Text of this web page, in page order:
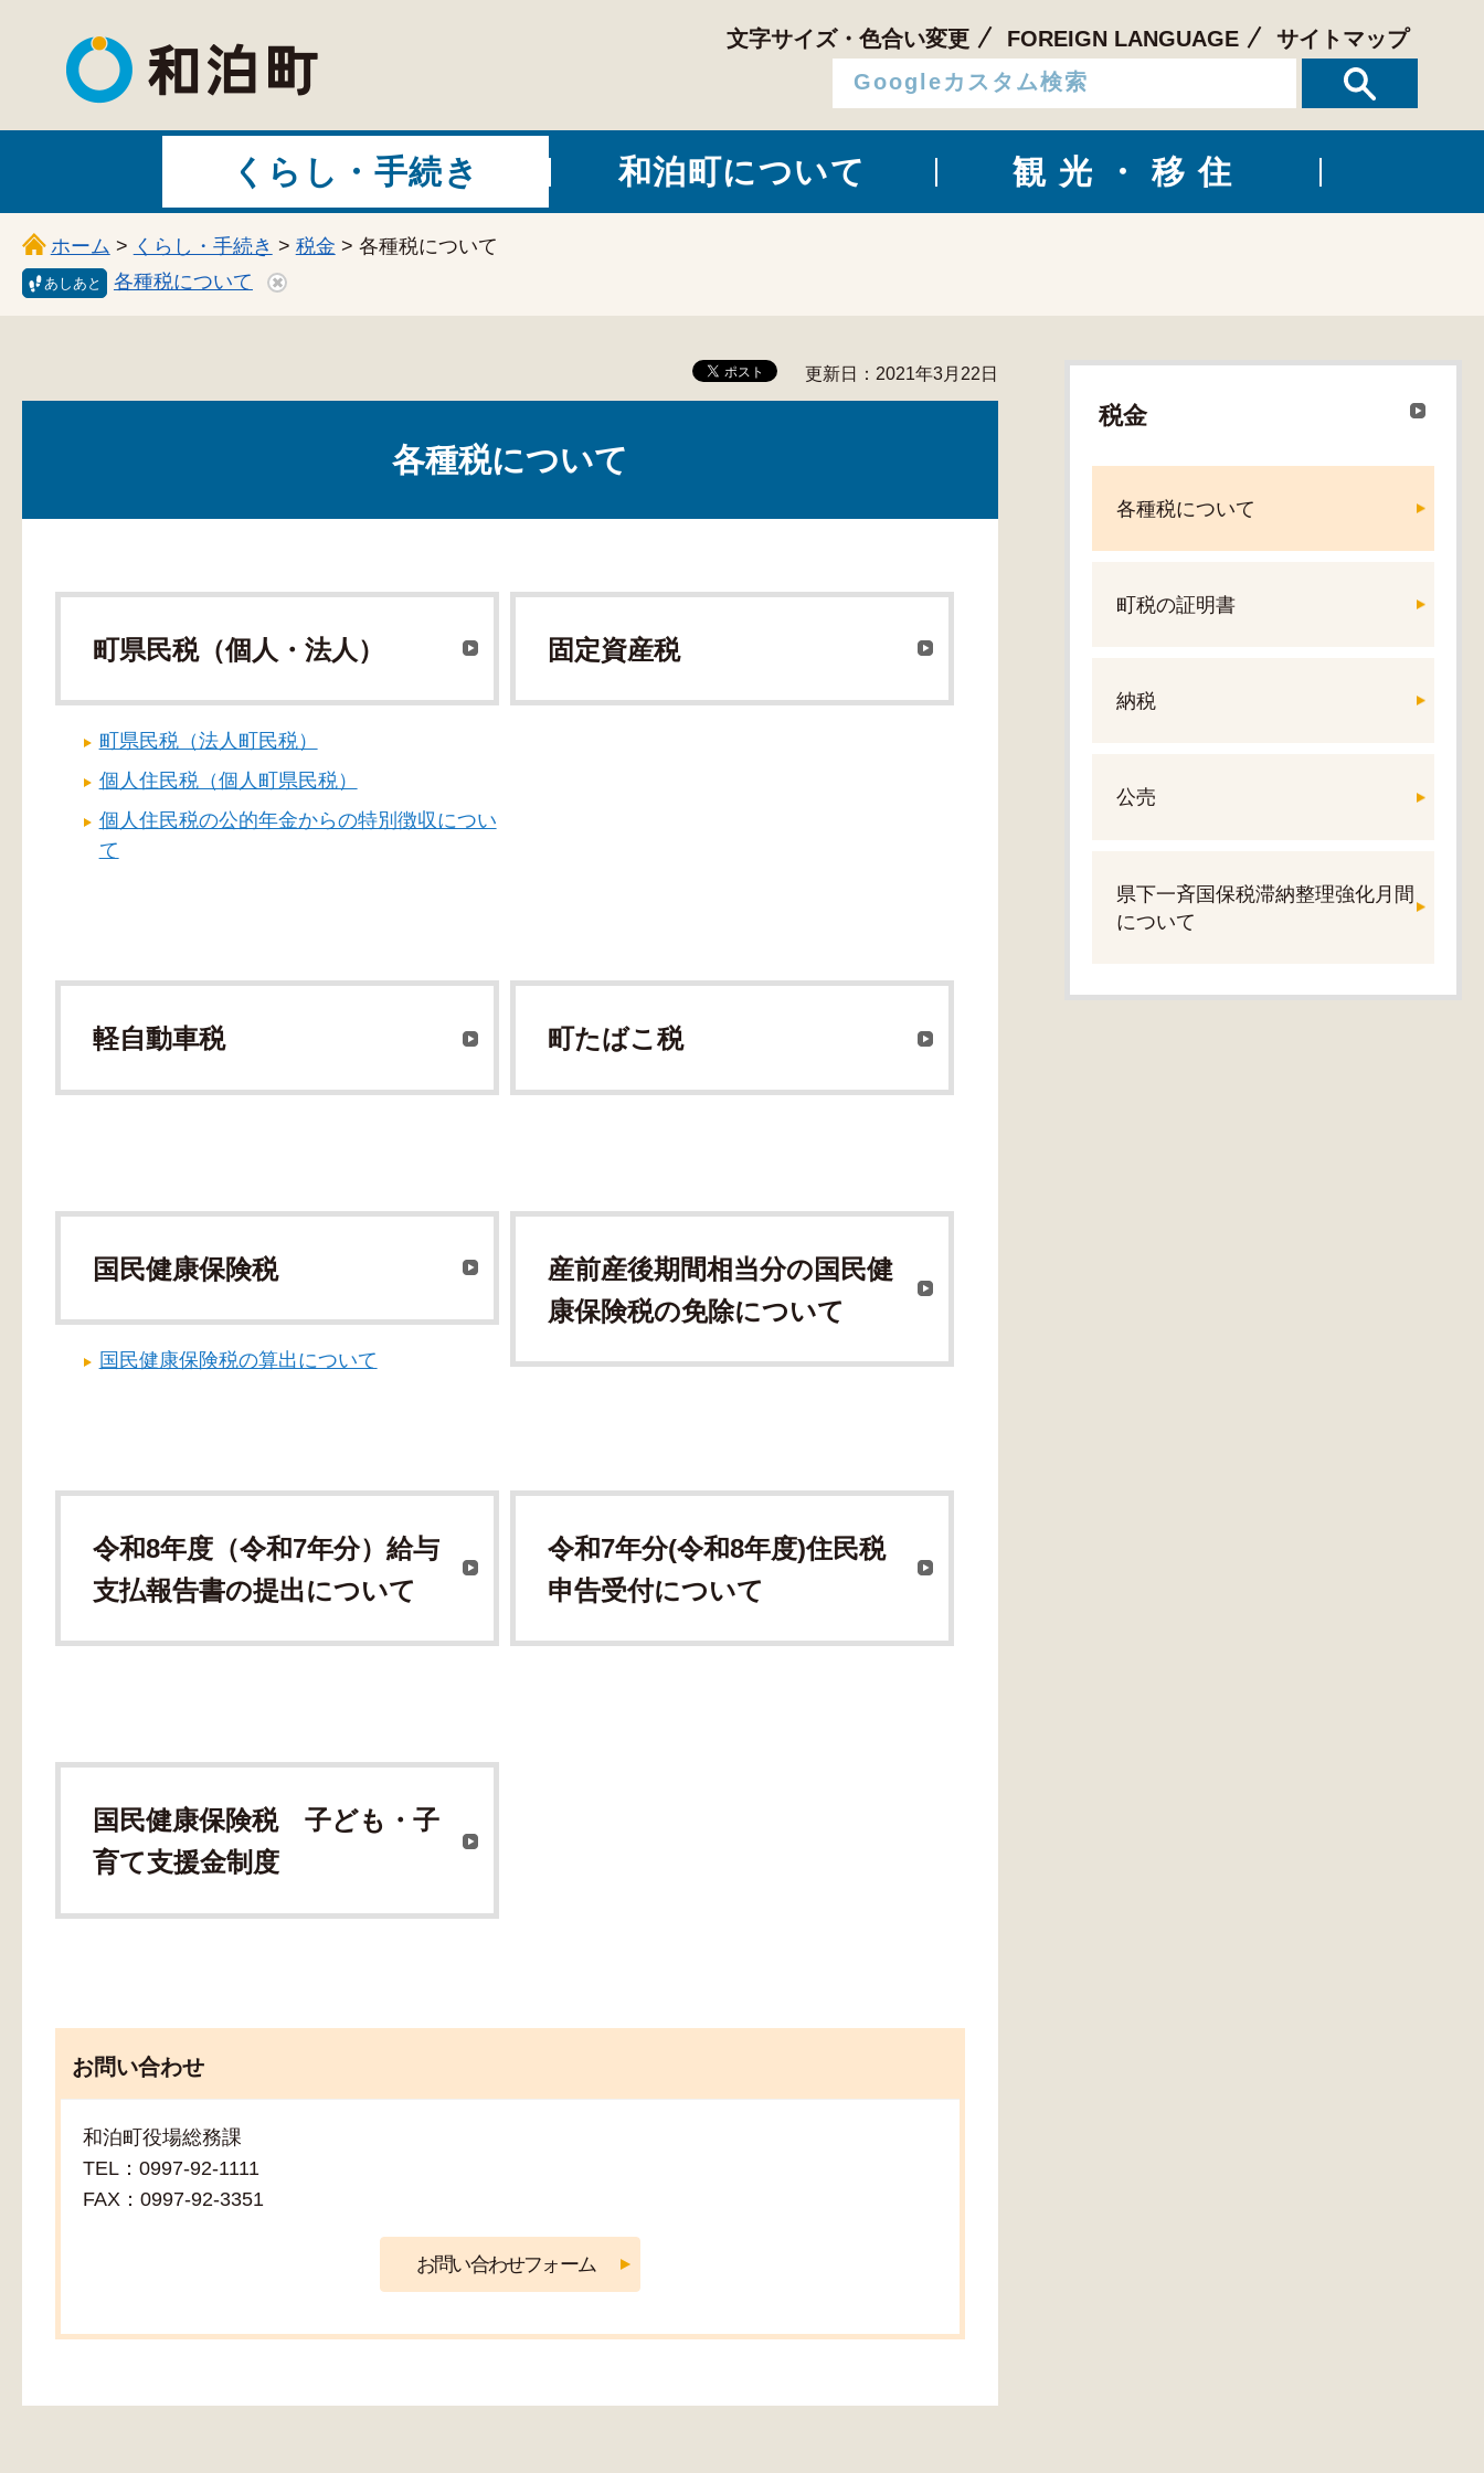
和泊町
文字サイズ・色合い変更 FOREIGN LANGUAGE サイトマップ
くらし・手続き 和泊町について 観光・移住
ホーム > くらし・手続き > 税金 > 各種税について
あしあと 各種税について
更新日：2021年3月22日
各種税について
町県民税（個人・法人）
町県民税（法人町民税）
個人住民税（個人町県民税）
個人住民税の公的年金からの特別徴収につい
て
固定資産税
軽自動車税 町たばこ税
国民健康保険税
国民健康保険税の算出について
産前産後期間相当分の国民健
康保険税の免除について
令和8年度（令和7年分）給与
支払報告書の提出について
令和7年分(令和8年度)住民税
申告受付について
国民健康保険税 子ども・子
育て支援金制度
お問い合わせ
和泊町役場総務課
TEL：0997-92-1111
FAX：0997-92-3351
税金
各種税について
町税の証明書
納税
公売
県下一斉国保税滞納整理強化月間
について